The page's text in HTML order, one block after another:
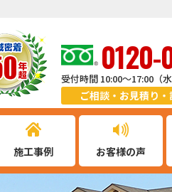
0120-
受付時間 10:00～17:00（水
ご相談・お見積り・
施工事例 お客様の声